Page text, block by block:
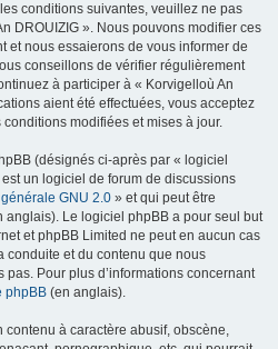
conditions suivantes, veuillez ne pas
DROUIZIG ». Nous pouvons modifier ces
et nous essaierons de vous informer de
conseillons de vérifier régulièrement
à participer à « Korvigelloù An
aient été effectuées, vous acceptez
modifiées et mises à jour.
(désignés ci-après par « logiciel
un logiciel de forum de discussions
GNU 2.0 » et qui peut être
anglais). Le logiciel phpBB a pour seul but
et phpBB Limited ne peut en aucun cas
conduite et du contenu que nous
pas. Pour plus d’informations concernant
phpBB (en anglais).
à caractère abusif, obscène,